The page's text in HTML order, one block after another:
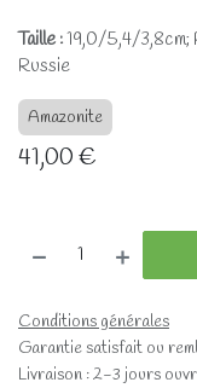
Taille :19,0/5,4/3,8cm;
Russie
Amazonite
41,00€
Conditions générales
Garantie satisfait ou
Livraison : 2-3 jours